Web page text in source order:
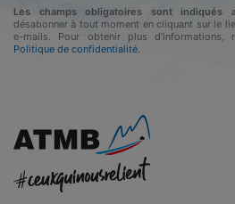
Les champs obligatoires sont indiqués
désabonner à tout moment en cliquant sur le
e-mails. Pour obtenir plus d'informations,
Politique de confidentialité.